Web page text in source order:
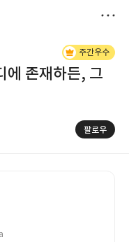
저
장
주간우수
에 존재하든, 그
팔로우